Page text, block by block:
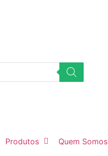
Produtos Quem Somos